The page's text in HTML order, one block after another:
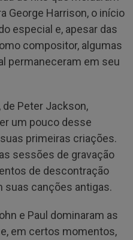
George Harrison, o início
especial e, apesar das
compositor, algumas
permaneceram em seu
, de Peter Jackson,
um pouco desse
primeiras criações.
sessões de gravação
de descontração
suas canções antigas.
e Paul dominaram as
em certos momentos,